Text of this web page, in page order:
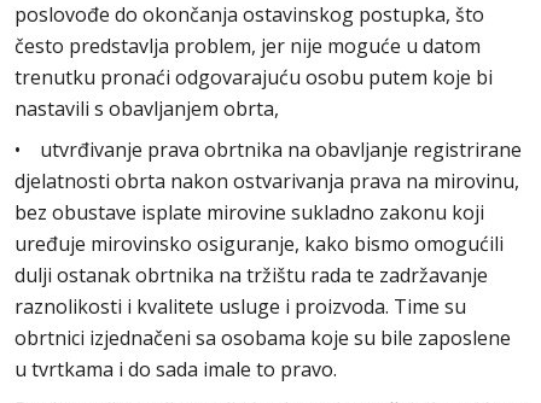
poslovođe do okončanja ostavinskog postupka, što
često predstavlja problem, jer nije moguće u datom
trenutku pronaći odgovarajuću osobu putem koje bi
nastavili s obavljanjem obrta,
• utvrđivanje prava obrtnika na obavljanje registrirane
djelatnosti obrta nakon ostvarivanja prava na mirovinu,
bez obustave isplate mirovine sukladno zakonu koji
uređuje mirovinsko osiguranje, kako bismo omogućili
dulji ostanak obrtnika na tržištu rada te zadržavanje
raznolikosti i kvalitete usluge i proizvoda. Time su
obrtnici izjednačeni sa osobama koje su bile zaposlene
u tvrtkama i do sada imale to pravo.